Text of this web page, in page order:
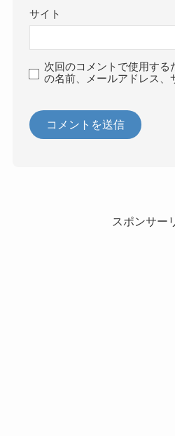
サイト
次回のコメントで使用する
の名前、メールアドレス、
スポンサー